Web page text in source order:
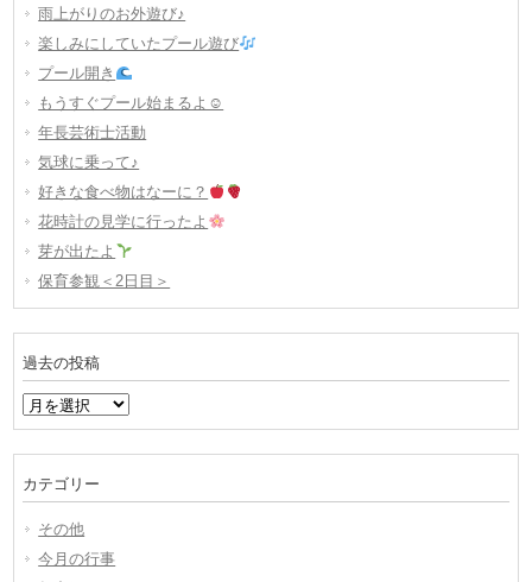
雨上がりのお外遊び♪
楽しみにしていたプール遊び
プール開き
もうすぐプール始まるよ☺
年長芸術士活動
気球に乗って♪
好きな食べ物はなーに？
花時計の見学に行ったよ
芽が出たよ
保育参観＜2日目＞
過去の投稿
過
去
稿
カテゴリー
その他
今月の行事